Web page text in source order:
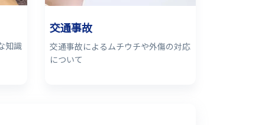
知識
交通事故
交通事故によるムチウチや外傷の対応
について